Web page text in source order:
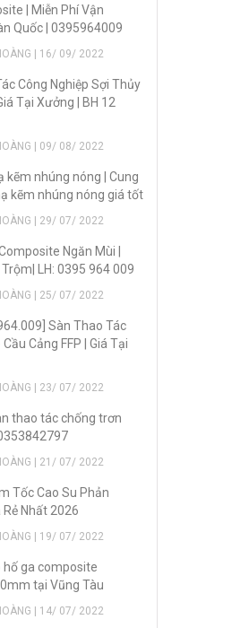
| Miễn Phí Vận
Quốc | 0395964009
| 16/ 09/ 2022
Công Nghiệp Sợi Thủy
Tại Xưởng | BH 12
| 09/ 08/ 2022
kẽm nhúng nóng | Cung
kẽm nhúng nóng giá tốt
| 29/ 07/ 2022
Ngăn Mùi |
LH: 0395 964 009
| 25/ 07/ 2022
Sàn Thao Tác
Cảng FFP | Giá Tại
| 23/ 07/ 2022
thao tác chống trơn
| 21/ 07/ 2022
Tốc Cao Su Phản
Rẻ Nhất 2026
| 19/ 07/ 2022
hố ga composite
tại Vũng Tàu
| 14/ 07/ 2022